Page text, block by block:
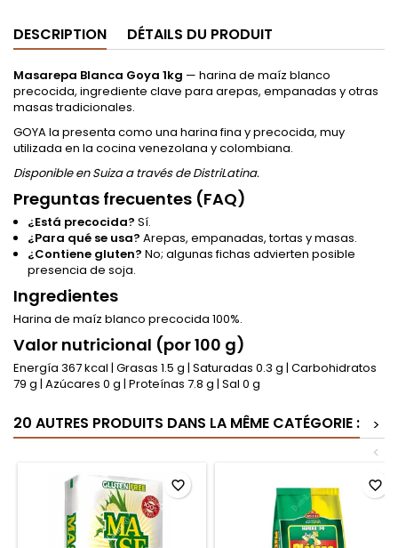
DESCRIPTION DÉTAILS DU PRODUIT
Masarepa Blanca Goya 1kg — harina de maíz blanco
precocida, ingrediente clave para arepas, empanadas y otras
masas tradicionales.
GOYA la presenta como una harina fina y precocida, muy
utilizada en la cocina venezolana y colombiana.
Disponible en Suiza a través de DistriLatina.
Preguntas frecuentes (FAQ)
¿Está precocida? Sí.
¿Para qué se usa? Arepas, empanadas, tortas y masas.
¿Contiene gluten? No; algunas fichas advierten posible
presencia de soja.
Ingredientes
Harina de maíz blanco precocida 100%.
Valor nutricional (por 100 g)
Energía 367 kcal | Grasas 1.5 g | Saturadas 0.3 g | Carbohidratos
79 g | Azúcares 0 g | Proteínas 7.8 g | Sal 0 g
20 AUTRES PRODUITS DANS LA MÊME CATÉGORIE :
>
<
favorite_border favorite_border